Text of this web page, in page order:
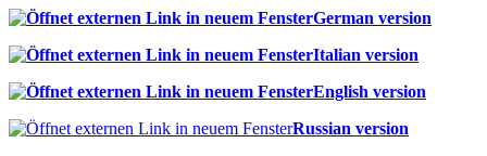
German version
Italian version
English version
Russian version